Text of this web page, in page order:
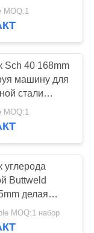
52
состоянии
для
MOQ:1
Sch 40 168mm
машину для
стали
MOQ:1
углерода
Buttweld
делая
MOQ:1 набор